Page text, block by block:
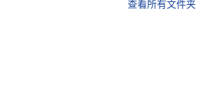
查看所有文件夹